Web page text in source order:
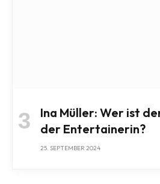
Ina Müller: Wer ist
der Entertainerin?
25. SEPTEMBER 2024